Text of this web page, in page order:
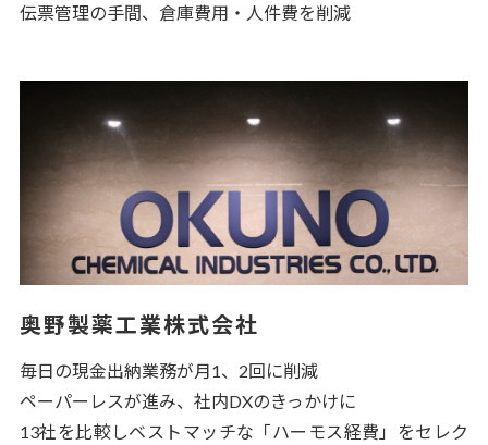
伝票管理の手間、倉庫費用・人件費を削減
奥野製薬工業株式会社
毎日の現金出納業務が月1、2回に削減
ペーパーレスが進み、社内DXのきっかけに
13社を比較しベストマッチな「ハーモス経費」をセレク